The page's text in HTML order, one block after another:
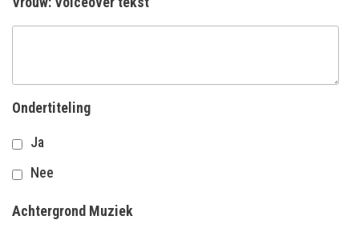
Ondertiteling
Ja
Nee
Achtergrond Muziek